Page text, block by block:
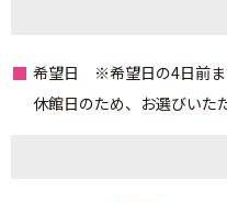
希望日 ※希望日の4日前ま
休館日のため、お選びいた